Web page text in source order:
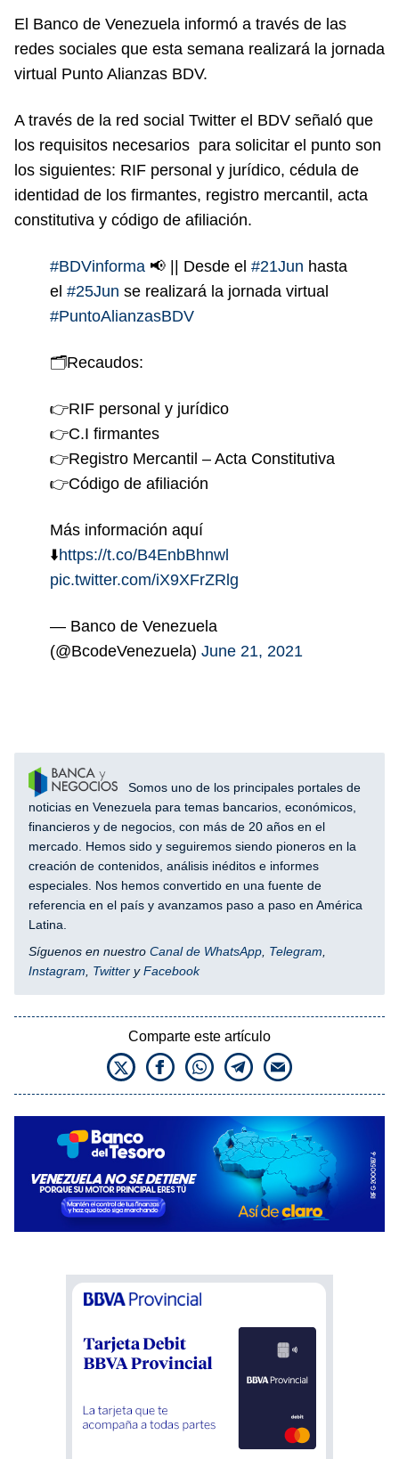
El Banco de Venezuela informó a través de las
redes sociales que esta semana realizará la jornada
virtual Punto Alianzas BDV.
A través de la red social Twitter el BDV señaló que
los requisitos necesarios para solicitar el punto son
los siguientes: RIF personal y jurídico, cédula de
identidad de los firmantes, registro mercantil, acta
constitutiva y código de afiliación.
#BDVinforma 📢 || Desde el #21Jun hasta
el #25Jun se realizará la jornada virtual
#PuntoAlianzasBDV
🗂Recaudos:
👉RIF personal y jurídico
👉C.I firmantes
👉Registro Mercantil – Acta Constitutiva
👉Código de afiliación
Más información aquí
⬇️https://t.co/B4EnbBhnwl
pic.twitter.com/iX9XFrZRlg
— Banco de Venezuela
(@BcodeVenezuela) June 21, 2021
Somos uno de los principales portales de
noticias en Venezuela para temas bancarios, económicos,
financieros y de negocios, con más de 20 años en el
mercado. Hemos sido y seguiremos siendo pioneros en la
creación de contenidos, análisis inéditos e informes
especiales. Nos hemos convertido en una fuente de
referencia en el país y avanzamos paso a paso en América
Latina.
Síguenos en nuestro Canal de WhatsApp Telegram
Instagram
Twitter yFacebook
Comparte este artículo